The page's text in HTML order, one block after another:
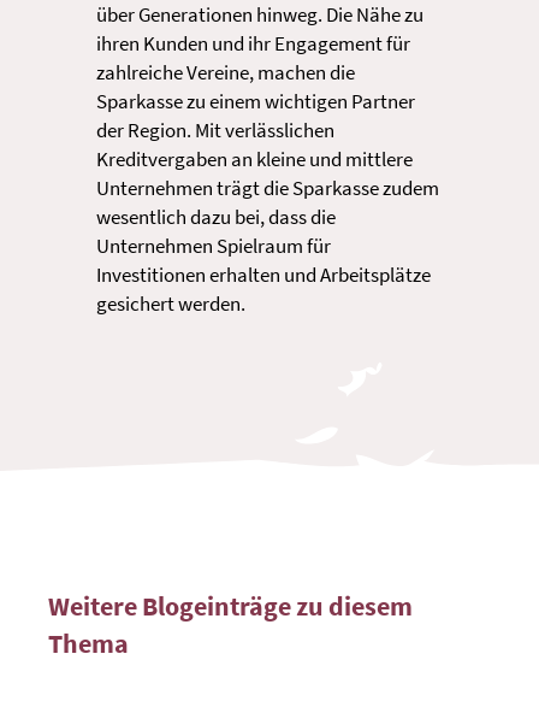
über Generationen hinweg. Die Nähe zu
ihren Kunden und ihr Engagement für
zahlreiche Vereine, machen die
Sparkasse zu einem wichtigen Partner
der Region. Mit verlässlichen
Kreditvergaben an kleine und mittlere
Unternehmen trägt die Sparkasse zudem
wesentlich dazu bei, dass die
Unternehmen Spielraum für
Investitionen erhalten und Arbeitsplätze
gesichert werden.
Weitere Blogeinträge zu diesem
Thema